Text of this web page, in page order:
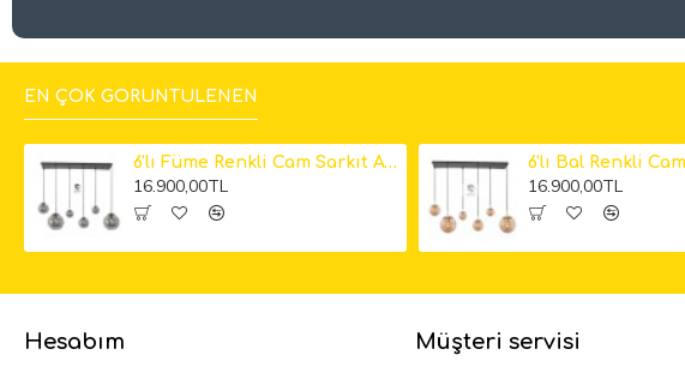
EN ÇOK GÖRÜNTÜLENEN
6'lı Füme Renkli Cam Sarkıt Avize
16.900,00TL 16.900,00TL
Hesabım Müşteri servisi